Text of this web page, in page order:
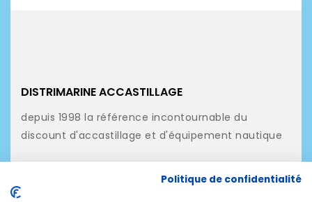
DISTRIMARINE ACCASTILLAGE
depuis 1998 la référence incontournable du
discount d'accastillage et d'équipement nautique
NOS PRODUITS
Politique de confidentialité